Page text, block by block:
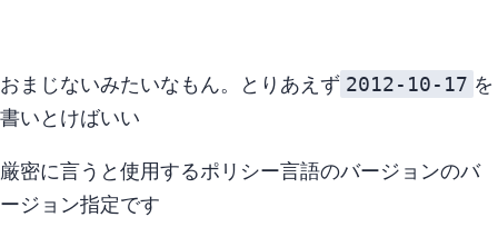
おまじないみたいなもん。 とりあえず 2012-10-17 を
書いとけばいい
厳密に言うと 使用するポリシー言語のバージョンのバ
ージョン指定,,です